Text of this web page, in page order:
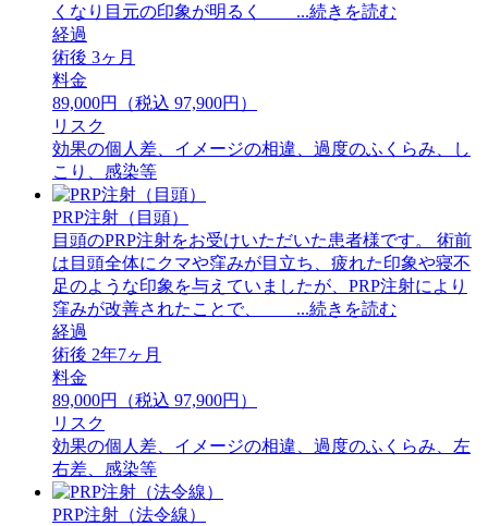
くなり目元の印象が明るく ...続きを読む
経過
術後 3ヶ月
料金
89,000円（税込 97,900円）
リスク
効果の個人差、イメージの相違、過度のふくらみ、し
こり、感染等
PRP注射（目頭）
目頭のPRP注射をお受けいただいた患者様です。 術前
は目頭全体にクマや窪みが目立ち、疲れた印象や寝不
足のような印象を与えていましたが、PRP注射により
窪みが改善されたことで、 ...続きを読む
経過
術後 2年7ヶ月
料金
89,000円（税込 97,900円）
リスク
効果の個人差、イメージの相違、過度のふくらみ、左
右差、感染等
PRP注射（法令線）